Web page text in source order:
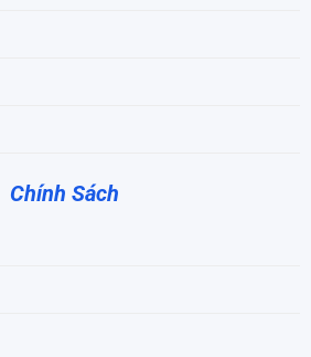
Chính Sách